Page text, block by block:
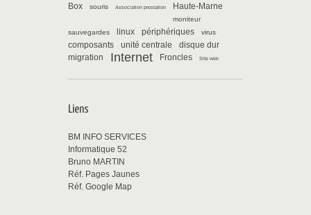
Box souris Association prestation Haute-Marne
moniteur
sauvegardes
linux périphériques virus
composants unité centrale
disque dur
migration
Internet Froncles Site web
Liens
BM INFO SERVICES
Informatique 52
Bruno MARTIN
Réf. Pages Jaunes
Réf. Google Map